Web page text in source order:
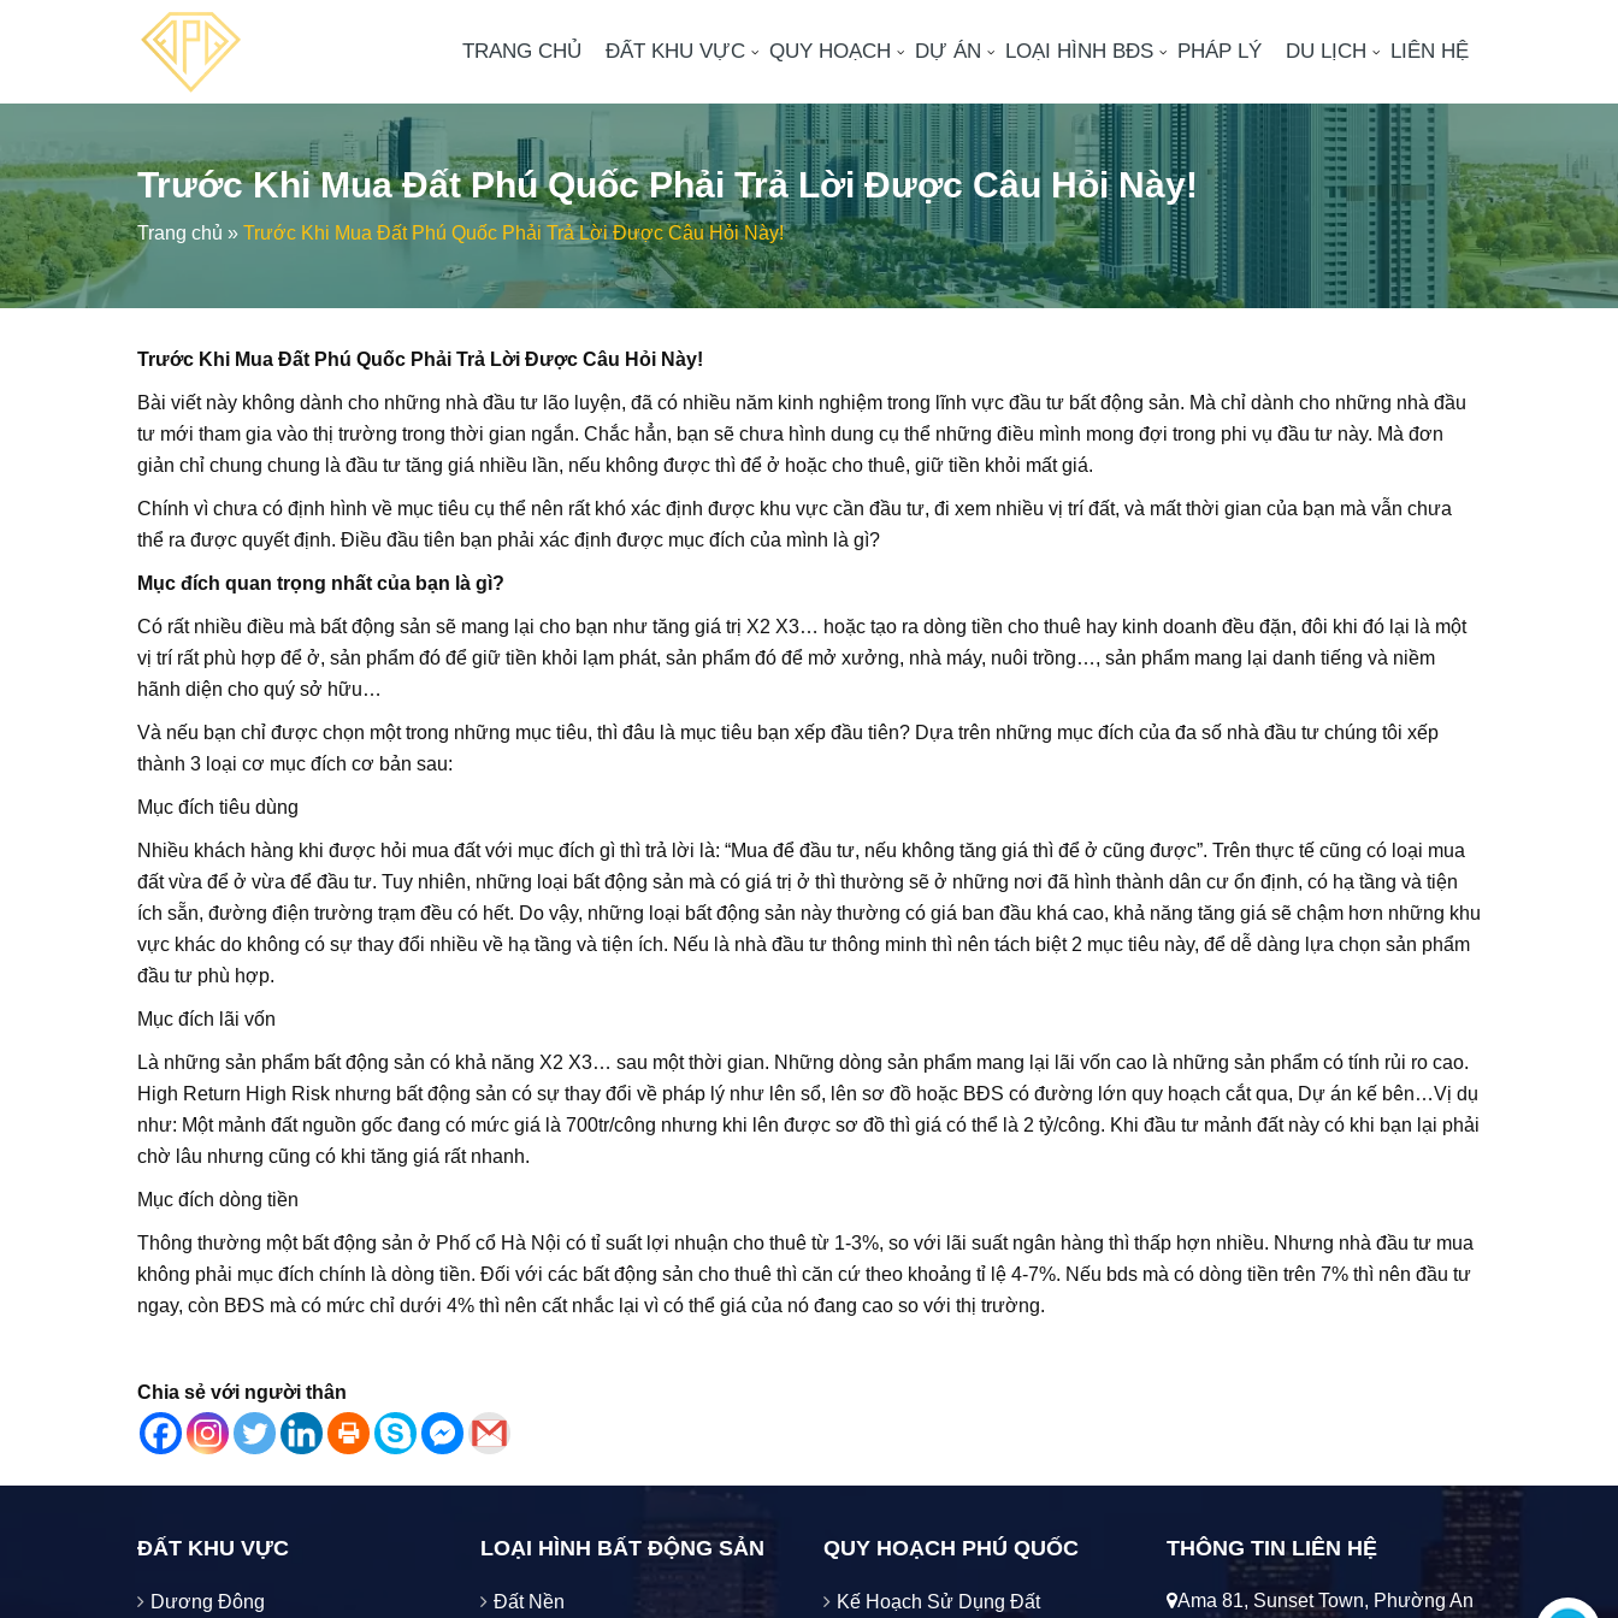
TRANG CHỦ ĐẤT KHU VỰC QUY HOẠCH DỰ ÁN LOẠI HÌNH BĐS PHÁP LÝ DU LỊCH LIÊN HỆ
Trước Khi Mua Đất Phú Quốc Phải Trả Lời Được Câu Hỏi Này!
Trang chủ » Trước Khi Mua Đất Phú Quốc Phải Trả Lời Được Câu Hỏi Này!
Trước Khi Mua Đất Phú Quốc Phải Trả Lời Được Câu Hỏi Này!
Bài viết này không dành cho những nhà đầu tư lão luyện, đã có nhiều năm kinh nghiệm trong lĩnh vực đầu tư bất động sản. Mà chỉ dành cho những nhà đầu
tư mới tham gia vào thị trường trong thời gian ngắn. Chắc hẳn, bạn sẽ chưa hình dung cụ thể những điều mình mong đợi trong phi vụ đầu tư này. Mà đơn
giản chỉ chung chung là đầu tư tăng giá nhiều lần, nếu không được thì để ở hoặc cho thuê, giữ tiền khỏi mất giá.
Chính vì chưa có định hình về mục tiêu cụ thể nên rất khó xác định được khu vực cần đầu tư, đi xem nhiều vị trí đất, và mất thời gian của bạn mà vẫn chưa
thể ra được quyết định. Điều đầu tiên bạn phải xác định được mục đích của mình là gì?
Mục đích quan trọng nhất của bạn là gì?
Có rất nhiều điều mà bất động sản sẽ mang lại cho bạn như tăng giá trị X2 X3… hoặc tạo ra dòng tiền cho thuê hay kinh doanh đều đặn, đôi khi đó lại là một
vị trí rất phù hợp để ở, sản phẩm đó để giữ tiền khỏi lạm phát, sản phẩm đó để mở xưởng, nhà máy, nuôi trồng…, sản phẩm mang lại danh tiếng và niềm
hãnh diện cho quý sở hữu…
Và nếu bạn chỉ được chọn một trong những mục tiêu, thì đâu là mục tiêu bạn xếp đầu tiên? Dựa trên những mục đích của đa số nhà đầu tư chúng tôi xếp
thành 3 loại cơ mục đích cơ bản sau:
Mục đích tiêu dùng
Nhiều khách hàng khi được hỏi mua đất với mục đích gì thì trả lời là: “Mua để đầu tư, nếu không tăng giá thì để ở cũng được”. Trên thực tế cũng có loại mua
đất vừa để ở vừa để đầu tư. Tuy nhiên, những loại bất động sản mà có giá trị ở thì thường sẽ ở những nơi đã hình thành dân cư ổn định, có hạ tầng và tiện
ích sẵn, đường điện trường trạm đều có hết. Do vậy, những loại bất động sản này thường có giá ban đầu khá cao, khả năng tăng giá sẽ chậm hơn những khu
vực khác do không có sự thay đổi nhiều về hạ tầng và tiện ích. Nếu là nhà đầu tư thông minh thì nên tách biệt 2 mục tiêu này, để dễ dàng lựa chọn sản phẩm
đầu tư phù hợp.
Mục đích lãi vốn
Là những sản phẩm bất động sản có khả năng X2 X3… sau một thời gian. Những dòng sản phẩm mang lại lãi vốn cao là những sản phẩm có tính rủi ro cao.
High Return High Risk nhưng bất động sản có sự thay đổi về pháp lý như lên sổ, lên sơ đồ hoặc BĐS có đường lớn quy hoạch cắt qua, Dự án kế bên…Vị dụ
như: Một mảnh đất nguồn gốc đang có mức giá là 700tr/công nhưng khi lên được sơ đồ thì giá có thể là 2 tỷ/công. Khi đầu tư mảnh đất này có khi bạn lại phải
chờ lâu nhưng cũng có khi tăng giá rất nhanh.
Mục đích dòng tiền
Thông thường một bất động sản ở Phố cổ Hà Nội có tỉ suất lợi nhuận cho thuê từ 1-3%, so với lãi suất ngân hàng thì thấp hợn nhiều. Nhưng nhà đầu tư mua
không phải mục đích chính là dòng tiền. Đối với các bất động sản cho thuê thì căn cứ theo khoảng tỉ lệ 4-7%. Nếu bds mà có dòng tiền trên 7% thì nên đầu tư
ngay, còn BĐS mà có mức chỉ dưới 4% thì nên cất nhắc lại vì có thể giá của nó đang cao so với thị trường.
Chia sẻ với người thân
ĐẤT KHU VỰC
Dương Đông
LOẠI HÌNH BẤT ĐỘNG SẢN
Đất Nền
QUY HOẠCH PHÚ QUỐC
Kế Hoạch Sử Dụng Đất
THÔNG TIN LIÊN HỆ
Ama 81, Sunset Town, Phường An